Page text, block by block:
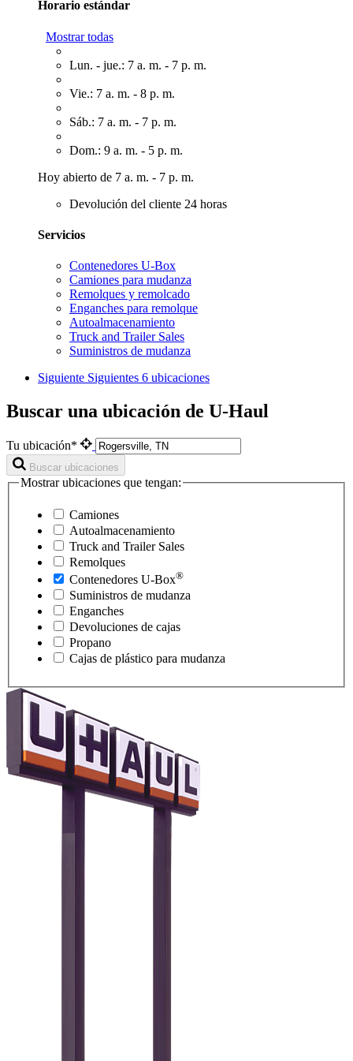
Horario estándar
Mostrar todas
Lun. - jue.: 7 a. m. - 7 p. m.
Vie.: 7 a. m. - 8 p. m.
Sáb.: 7 a. m. - 7 p. m.
Dom.: 9 a. m. - 5 p. m.
Hoy abierto de 7 a. m. - 7 p. m.
Devolución del cliente 24 horas
Servicios
Contenedores U-Box
Camiones para mudanza
Remolques y remolcado
Enganches para remolque
Autoalmacenamiento
Truck and Trailer Sales
Suministros de mudanza
Siguiente Siguientes 6 ubicaciones
Buscar una ubicación de U-Haul
Tu ubicación*
Buscar ubicaciones
Mostrar ubicaciones que tengan:
Camiones
Autoalmacenamiento
Truck and Trailer Sales
Remolques
Contenedores U-Box®
Suministros de mudanza
Enganches
Devoluciones de cajas
Propano
Cajas de plástico para mudanza